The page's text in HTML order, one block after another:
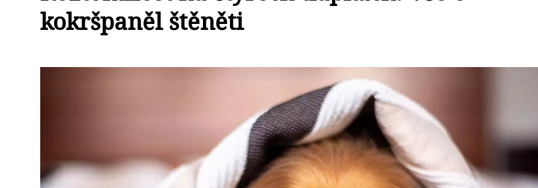
kokršpaněl štěněti